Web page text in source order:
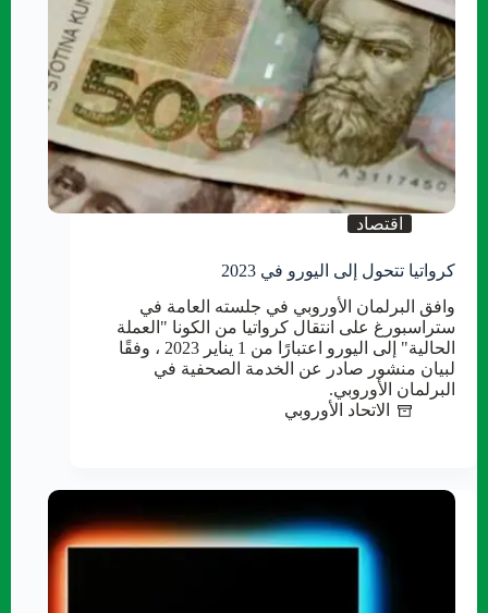
اقتصاد
كرواتيا تتحول إلى اليورو في 2023
وافق البرلمان الأوروبي في جلسته العامة في
ستراسبورغ على انتقال كرواتيا من الكونا "العملة
الحالية" إلى اليورو اعتبارًا من 1 يناير 2023 ، وفقًا
لبيان منشور صادر عن الخدمة الصحفية في
البرلمان الأوروبي.
الاتحاد الأوروبي